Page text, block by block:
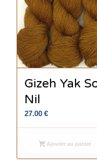
Gizeh Yak
Nil
27.00 €
Ajouter au panier